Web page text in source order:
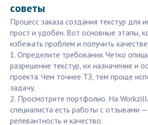
советы
Процесс заказа создания текстур для
прост и удобен. Вот основные этапы,
избежать проблем и получить
1. Определите требования. Четко
разрешение текстур, их назначение и
проекта. Чем точнее ТЗ, тем проще
задачу.
2. Просмотрите портфолио. На
специалиста есть работы с отзывами
релевантность и качество.